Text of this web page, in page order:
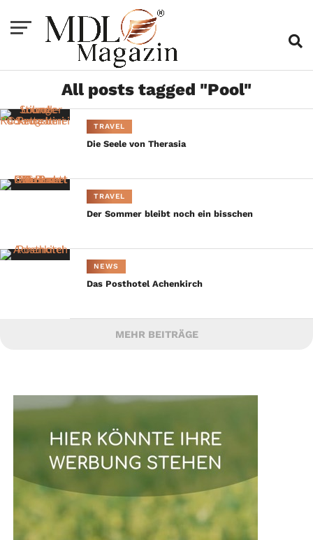
All posts tagged "Pool"
TRAVEL
Die Seele von Therasia
TRAVEL
Der Sommer bleibt noch ein bisschen
NEWS
Das Posthotel Achenkirch
MEHR BEITRÄGE